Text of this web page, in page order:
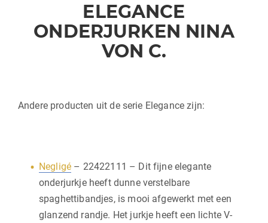
ELEGANCE
ONDERJURKEN NINA
VON C.
Andere producten uit de serie Elegance zijn:
Negligé – 22422111 – Dit fijne elegante
onderjurkje heeft dunne verstelbare
spaghettibandjes, is mooi afgewerkt met een
glanzend randje. Het jurkje heeft een lichte V-